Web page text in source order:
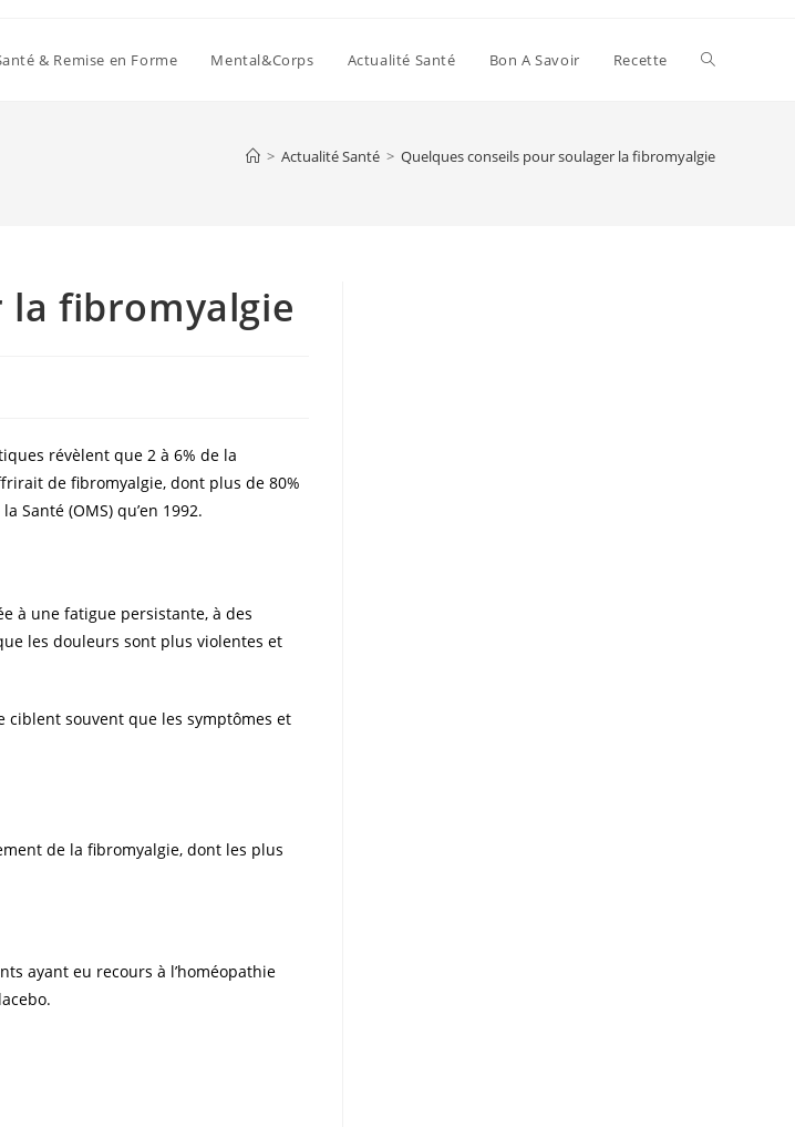
& Remise en Forme Mental&Corps Actualité Santé Bon A Savoir Recette Toggle
> Actualité Santé > Quelques conseils pour soulager la fibromyalgie
la fibromyalgie
révèlent que 2 à 6% de la
de fibromyalgie, dont plus de 80%
Santé (OMS) qu’en 1992.
à une fatigue persistante, à des
les douleurs sont plus violentes et
souvent que les symptômes et
de la fibromyalgie, dont les plus
ayant eu recours à l’homéopathie